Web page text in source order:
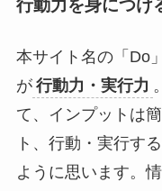
行動力を身につけ
本サイト名の「Do
が 行動力・実行力
て、インプットは
ト、行動・実行す
ように思います。